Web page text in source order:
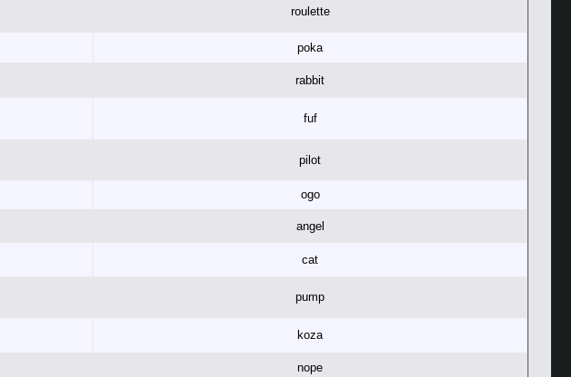
roulette
poka
rabbit
fuf
pilot
ogo
angel
cat
pump
koza
nope